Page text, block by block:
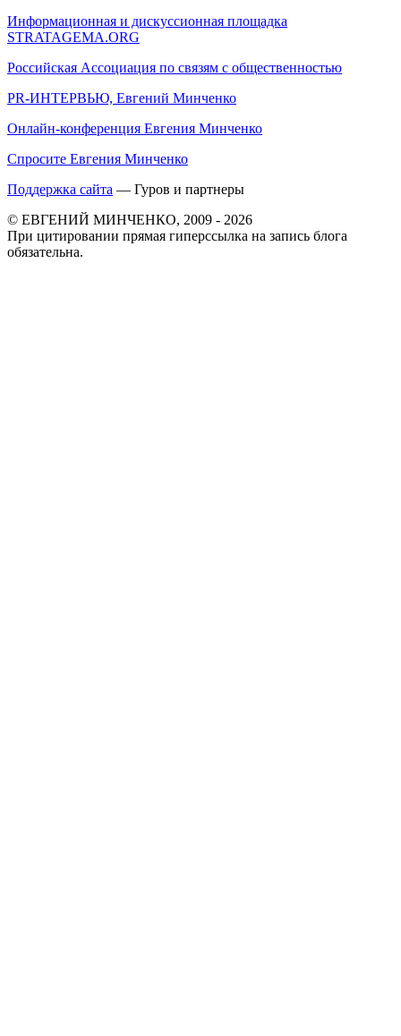
Информационная и дискуссионная площадка
STRATAGEMA.ORG
Российская Ассоциация по связям с общественностью
PR-ИНТЕРВЬЮ, Евгений Минченко
Онлайн-конференция Евгения Минченко
Спросите Евгения Минченко
Поддержка сайта — Гуров и партнеры
© ЕВГЕНИЙ МИНЧЕНКО, 2009 - 2026
При цитировании прямая гиперссылка на запись блога
обязательна.